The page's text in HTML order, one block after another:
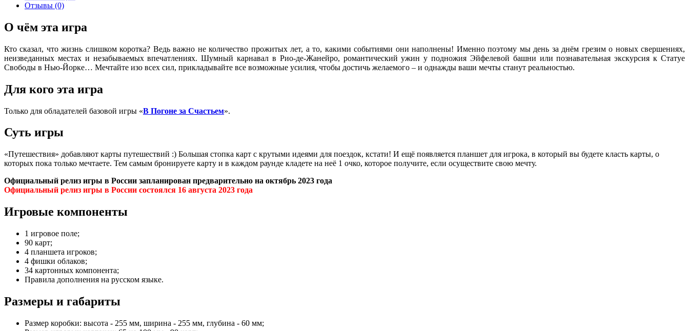
Отзывы (0)
О чём эта игра
Кто сказал, что жизнь слишком коротка? Ведь важно не количество прожитых лет, а то, какими событиями они наполнены! Именно поэтому мы день за днём грезим о новых свершениях,
неизведанных местах и незабываемых впечатлениях. Шумный карнавал в Рио-де-Жанейро, романтический ужин у подножия Эйфелевой башни или познавательная экскурсия к Статуе
Свободы в Нью-Йорке… Мечтайте изо всех сил, прикладывайте все возможные усилия, чтобы достичь желаемого – и однажды ваши мечты станут реальностью.
Для кого эта игра
Только для обладателей базовой игры «В Погоне за Счастьем».
Суть игры
«Путешествия» добавляют карты путешествий :) Большая стопка карт с крутыми идеями для поездок, кстати! И ещё появляется планшет для игрока, в который вы будете класть карты, о
которых пока только мечтаете. Тем самым бронируете карту и в каждом раунде кладете на неё 1 очко, которое получите, если осуществите свою мечту.
Официальный релиз игры в России запланирован предварительно на октябрь 2023 года
Официальный релиз игры в России состоялся 16 августа 2023 года
Игровые компоненты
1 игровое поле;
90 карт;
4 планшета игроков;
4 фишки облаков;
34 картонных компонента;
Правила дополнения на русском языке.
Размеры и габариты
Размер коробки: высота - 255 мм, ширина - 255 мм, глубина - 60 мм;